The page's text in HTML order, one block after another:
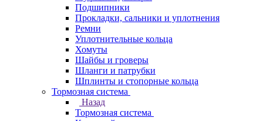
Подшипники
Прокладки, сальники и уплотнения
Ремни
Уплотнительные кольца
Хомуты
Шайбы и гроверы
Шланги и патрубки
Шплинты и стопорные кольца
Тормозная система
Назад
Тормозная система